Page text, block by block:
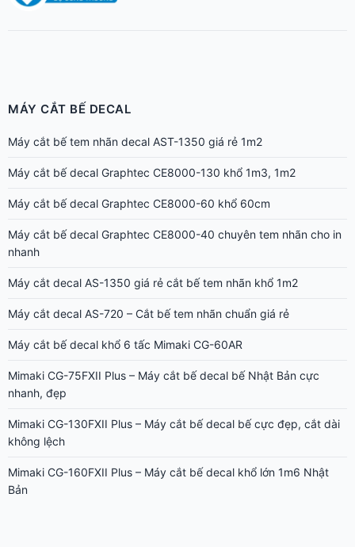
MÁY CẮT BẾ DECAL
Máy cắt bế tem nhãn decal AST-1350 giá rẻ 1m2
Máy cắt bế decal Graphtec CE8000-130 khổ 1m3, 1m2
Máy cắt bế decal Graphtec CE8000-60 khổ 60cm
Máy cắt bế decal Graphtec CE8000-40 chuyên tem nhãn cho in
nhanh
Máy cắt decal AS-1350 giá rẻ cắt bế tem nhãn khổ 1m2
Máy cắt decal AS-720 – Cắt bế tem nhãn chuẩn giá rẻ
Máy cắt bế decal khổ 6 tấc Mimaki CG-60AR
Mimaki CG-75FXII Plus – Máy cắt bế decal bế Nhật Bản cực
nhanh, đẹp
Mimaki CG-130FXII Plus – Máy cắt bế decal bế cực đẹp, cắt dài
không lệch
Mimaki CG-160FXII Plus – Máy cắt bế decal khổ lớn 1m6 Nhật
Bản